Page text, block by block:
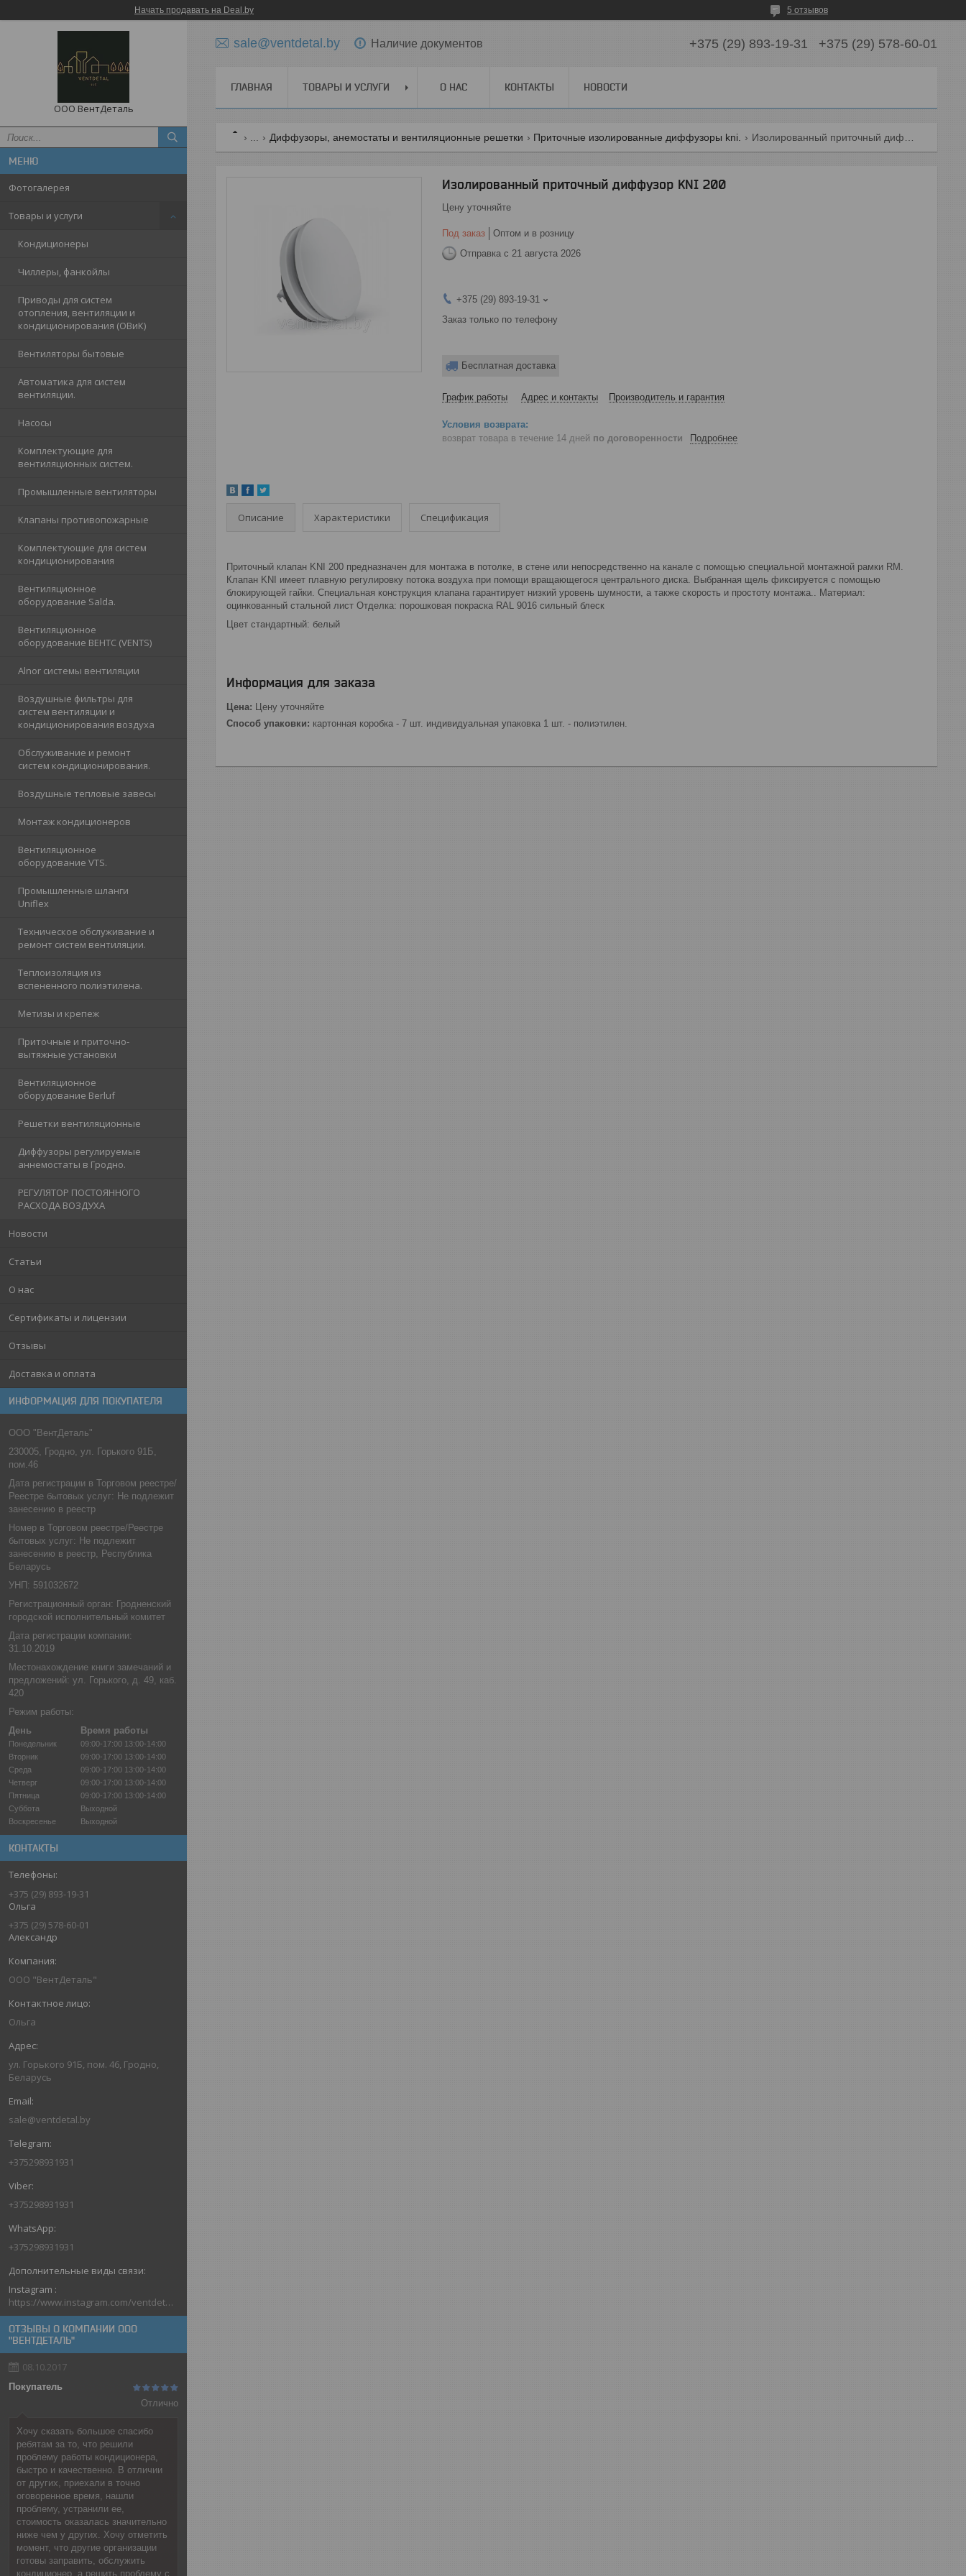
Начать продавать на Deal.by 5 отзывов
ООО ВентДеталь
Фотогалерея
Товары и услуги
Кондиционеры
Чиллеры, фанкойлы
Приводы для систем
отопления, вентиляции и
кондиционирования (ОВиК)
Вентиляторы бытовые
Автоматика для систем
вентиляции.
Насосы
Комплектующие для
вентиляционных систем.
Промышленные вентиляторы
Клапаны противопожарные
Комплектующие для систем
кондиционирования
Вентиляционное
оборудование Salda.
Вентиляционное
оборудование ВЕНТС (VENTS)
Alnor cистемы вентиляции
Воздушные фильтры для
систем вентиляции и
кондиционирования воздуха
Обслуживание и ремонт
систем кондиционирования.
Воздушные тепловые завесы
Монтаж кондиционеров
Вентиляционное
оборудование VTS.
Промышленные шланги
Uniflex
Техническое обслуживание и
ремонт систем вентиляции.
Теплоизоляция из
вспененного полиэтилена.
Метизы и крепеж
Приточные и приточно-
вытяжные установки
Вентиляционное
оборудование Berluf
Решетки вентиляционные
Диффузоры регулируемые
аннемостаты в Гродно.
РЕГУЛЯТОР ПОСТОЯННОГО
РАСХОДА ВОЗДУХА
Новости
Статьи
О нас
Сертификаты и лицензии
Отзывы
Доставка и оплата
ИНФОРМАЦИЯ ДЛЯ ПОКУПАТЕЛЯ
ООО "ВентДеталь"
230005, Гродно, ул. Горького 91Б,
пом.46
Дата регистрации в Торговом реестре/
Реестре бытовых услуг: Не подлежит
занесению в реестр
Номер в Торговом реестре/Реестре
бытовых услуг: Не подлежит
занесению в реестр, Республика
Беларусь
УНП: 591032672
Регистрационный орган: Гродненский
городской исполнительный комитет
Дата регистрации компании:
31.10.2019
Местонахождение книги замечаний и
предложений: ул. Горького, д. 49, каб.
420
Режим работы:
День
Время работы
Понедельник 09:00-17:00 13:00-14:00
Вторник
09:00-17:00 13:00-14:00
Среда
09:00-17:00 13:00-14:00
Четверг
09:00-17:00 13:00-14:00
Пятница
09:00-17:00 13:00-14:00
Суббота
Выходной
Воскресенье
Выходной
КОНТАКТЫ
+375 (29) 893-19-31
Ольга
+375 (29) 578-60-01
Александр
ООО "ВентДеталь"
Ольга
ул. Горького 91Б, пом. 46, Гродно,
Беларусь
sale@ventdetal.by
+375298931931
+375298931931
+375298931931
Instagram
https://www.instagram.com/ventdetal_grodno/
ОТЗЫВЫ О КОМПАНИИ ООО
"ВЕНТДЕТАЛЬ"
08.10.2017
Покупатель
Отлично
Хочу сказать большое спасибо
ребятам за то, что решили
проблему работы кондиционера,
быстро и качественно. В отличии
от других, приехали в точно
оговоренное время, нашли
проблему, устранили ее,
стоимость оказалась значительно
ниже чем у других. Хочу отметить
момент, что другие организации
готовы заправить, обслужить
кондиционер, а решить проблему с
sale@ventdetal.by Наличие документов +375 (29) 893-19-31 +375 (29) 578-60-01
ГЛАВНАЯ ТОВАРЫ И УСЛУГИ О НАС КОНТАКТЫ НОВОСТИ
Диффузоры, анемостаты и вентиляционные решетки Приточные изолированные диффузоры kni.
Изолированный приточный диффузор KNI 200
Цену уточняйте
Под заказ
Оптом и в розницу
Отправка с 21 августа 2026
+375 (29) 893-19-31
Заказ только по телефону
Бесплатная доставка
График работы Адрес и контакты Производитель и гарантия
возврат товара в течение 14 дней по договоренности Подробнее
Описание Характеристики Спецификация
Приточный клапан KNI 200 предназначен для монтажа в потолке, в стене или непосредственно на канале с помощью специальной монтажной рамки RM.
Клапан KNI имеет плавную регулировку потока воздуха при помощи вращающегося центрального диска. Выбранная щель фиксируется с помощью
блокирующей гайки. Специальная конструкция клапана гарантирует низкий уровень шумности, а также скорость и простоту монтажа.. Материал:
оцинкованный стальной лист Отделка: порошковая покраска RAL 9016 сильный блеск
Цвет стандартный: белый
Информация для заказа
Цена: Цену уточняйте
Способ упаковки: картонная коробка - 7 шт. индивидуальная упаковка 1 шт. - полиэтилен.